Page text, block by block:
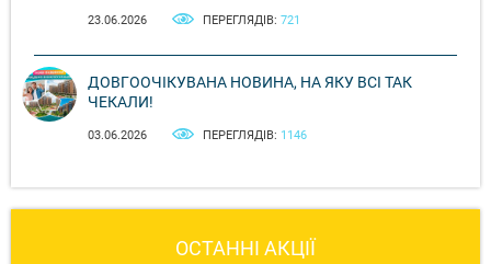
23.06.2026 ПЕРЕГЛЯДІВ: 721
ДОВГООЧІКУВАНА НОВИНА, НА ЯКУ ВСІ ТАК
ЧЕКАЛИ!
03.06.2026 ПЕРЕГЛЯДІВ: 1146
ОСТАННІ АКЦІЇ